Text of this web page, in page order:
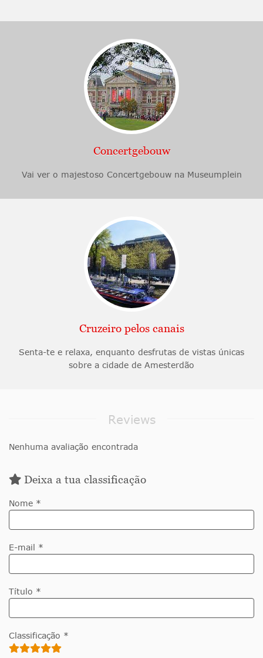
Concertgebouw
Vai ver o majestoso Concertgebouw na Museumplein
Cruzeiro pelos canais
Senta-te e relaxa, enquanto desfrutas de vistas únicas
sobre a cidade de Amesterdão
Reviews
Nenhuma avaliação encontrada
Deixa a tua classificação
Nome *
E-mail *
Título *
Classificação *